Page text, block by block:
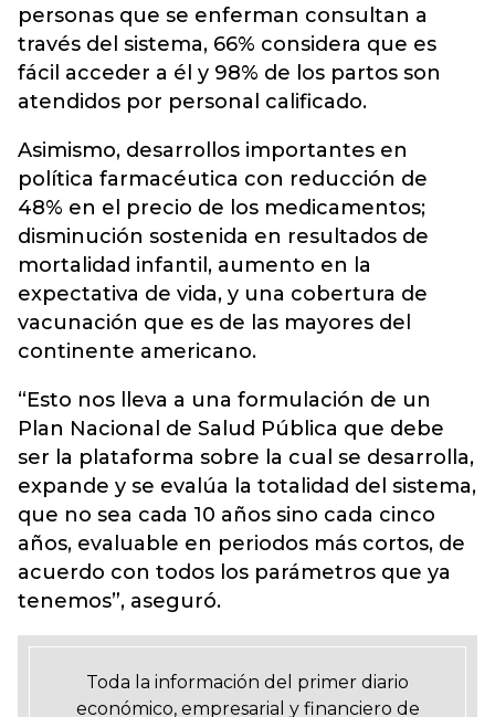
personas que se enferman consultan a
través del sistema, 66% considera que es
fácil acceder a él y 98% de los partos son
atendidos por personal calificado.
Asimismo, desarrollos importantes en
política farmacéutica con reducción de
48% en el precio de los medicamentos;
disminución sostenida en resultados de
mortalidad infantil, aumento en la
expectativa de vida, y una cobertura de
vacunación que es de las mayores del
continente americano.
“Esto nos lleva a una formulación de un
Plan Nacional de Salud Pública que debe
ser la plataforma sobre la cual se desarrolla,
expande y se evalúa la totalidad del sistema,
que no sea cada 10 años sino cada cinco
años, evaluable en periodos más cortos, de
acuerdo con todos los parámetros que ya
tenemos”, aseguró.
Toda la información del primer diario
económico, empresarial y financiero de